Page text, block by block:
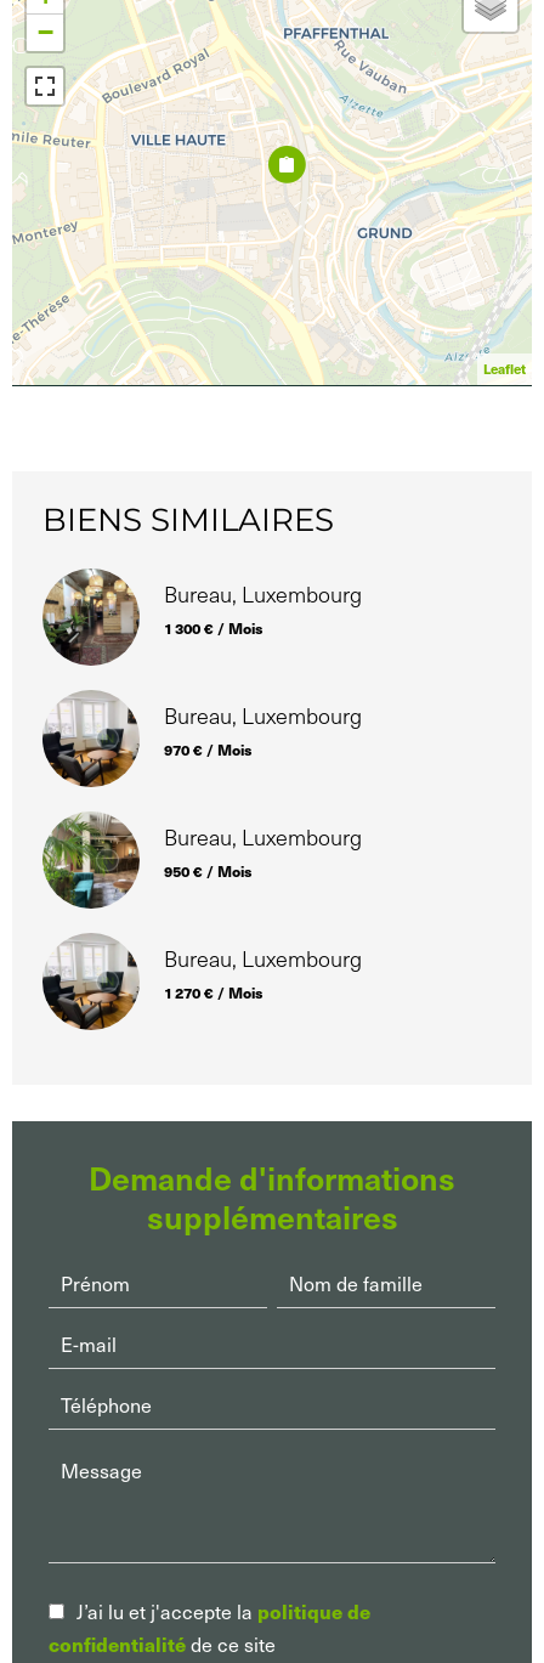
−
Leaflet
BIENS SIMILAIRES
Bureau, Luxembourg
1 300 € / Mois
Bureau, Luxembourg
970 € / Mois
Bureau, Luxembourg
950 € / Mois
Bureau, Luxembourg
1 270 € / Mois
Demande d'informations
supplémentaires
J’ai lu et j'accepte la politique de
confidentialitéde ce site